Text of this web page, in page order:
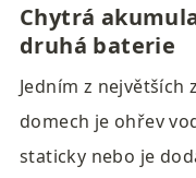
Chytrá
druhá baterie
Jedním z
domech je ohřev
staticky nebo je